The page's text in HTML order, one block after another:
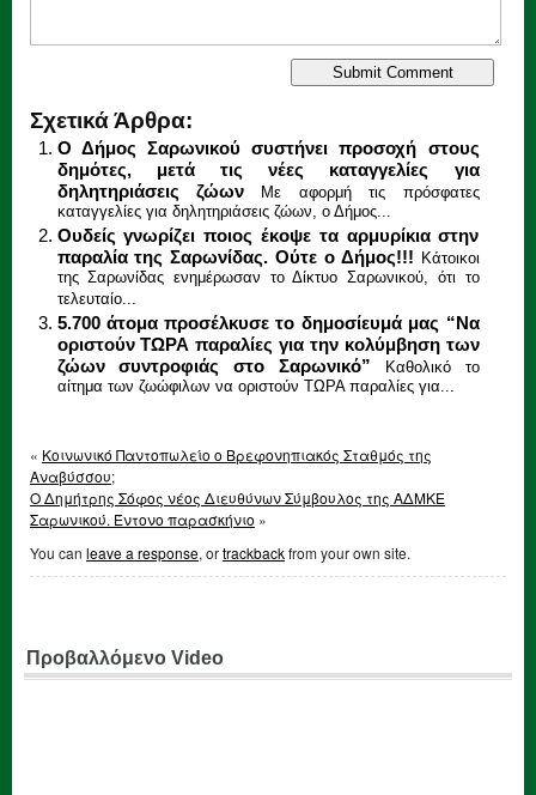
Σχετικά Άρθρα:
Ο Δήμος Σαρωνικού συστήνει προσοχή στους
δημότες, μετά τις νέες καταγγελίες για
δηλητηριάσεις ζώων
Με αφορμή τις πρόσφατες
καταγγελίες για δηλητηριάσεις ζώων, ο Δήμος...
Ουδείς γνωρίζει ποιος έκοψε τα αρμυρίκια στην
παραλία της Σαρωνίδας. Ούτε ο Δήμος!!!
Κάτοικοι
της Σαρωνίδας ενημέρωσαν το Δίκτυο Σαρωνικού, ότι το
τελευταίο...
5.700 άτομα προσέλκυσε το δημοσίευμά μας “Να
οριστούν ΤΩΡΑ παραλίες για την κολύμβηση των
ζώων συντροφιάς στο Σαρωνικό”
Καθολικό το
αίτημα των ζωώφιλων να οριστούν ΤΩΡΑ παραλίες για...
« Κοινωνικό Παντοπωλείο ο Βρεφονηπιακός Σταθμός της
Αναβύσσου;
Ο Δημήτρης Σόφος νέος Διευθύνων Σύμβουλος της ΑΔΜΚΕ
Σαρωνικού. Έντονο παρασκήνιο »
You can leave a response, ortrackbackfrom your own site.
Προβαλλόμενο Video